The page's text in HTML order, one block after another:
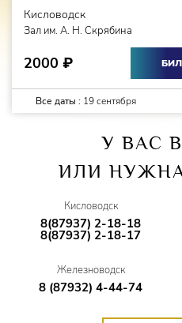
Кисловодск
Зал им. А. Н. Скрябина
2000 ₽
Все даты : 19 сентября
У ВАС
ИЛИ
Кисловодск
8(87937) 2-18-18
8(87937) 2-18-17
Железноводск
8 (87932) 4-44-74